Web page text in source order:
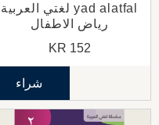
yad alatfal لغتي العربية
رياض الاطفال
152
شراء